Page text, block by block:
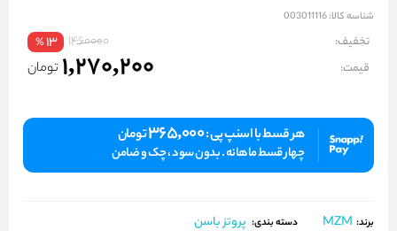
شناسه کالا:003011116
تخفیف: 1460000
13
%
قیمت: 1,270,200 تومان
هر قسط با اسنپ پی :365,000تومان
چهار قسط ماهانه . بدون سود ، چک و ضامن
برند: MZM دسته بندی: پروتز باسن